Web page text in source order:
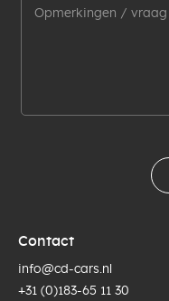
Contact
info@cd-cars.nl
+31 (0)183-65 11 30